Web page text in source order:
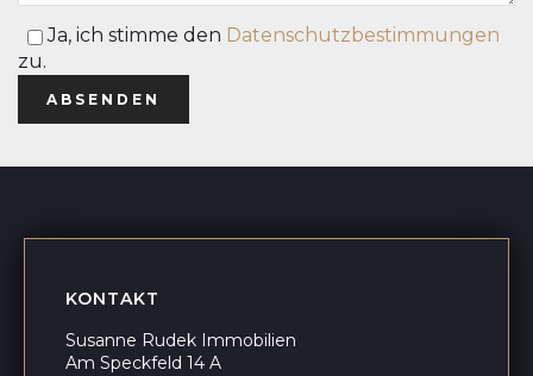
Ja, ich stimme den Datenschutzbestimmungen
zu.
KONTAKT
Susanne Rudek Immobilien
Am Speckfeld 14 A